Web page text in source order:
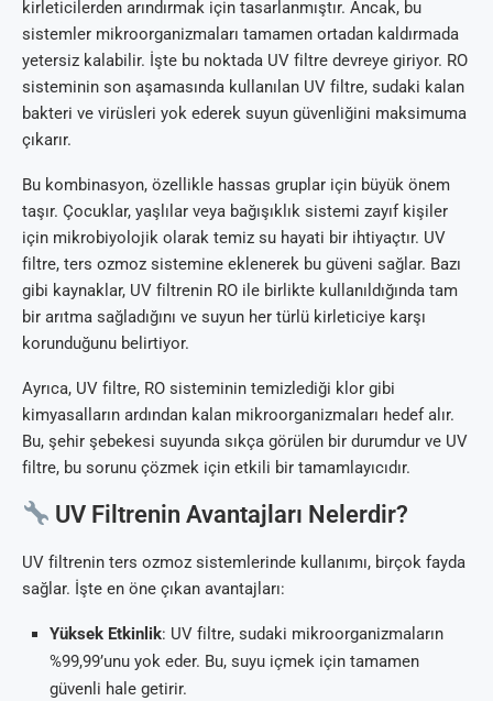
kirleticilerden arındırmak için tasarlanmıştır. Ancak, bu
sistemler mikroorganizmaları tamamen ortadan kaldırmada
yetersiz kalabilir. İşte bu noktada UV filtre devreye giriyor. RO
sisteminin son aşamasında kullanılan UV filtre, sudaki kalan
bakteri ve virüsleri yok ederek suyun güvenliğini maksimuma
çıkarır.
Bu kombinasyon, özellikle hassas gruplar için büyük önem
taşır. Çocuklar, yaşlılar veya bağışıklık sistemi zayıf kişiler
için mikrobiyolojik olarak temiz su hayati bir ihtiyaçtır. UV
filtre, ters ozmoz sistemine eklenerek bu güveni sağlar. Bazı
gibi kaynaklar, UV filtrenin RO ile birlikte kullanıldığında tam
bir arıtma sağladığını ve suyun her türlü kirleticiye karşı
korunduğunu belirtiyor.
Ayrıca, UV filtre, RO sisteminin temizlediği klor gibi
kimyasalların ardından kalan mikroorganizmaları hedef alır.
Bu, şehir şebekesi suyunda sıkça görülen bir durumdur ve UV
filtre, bu sorunu çözmek için etkili bir tamamlayıcıdır.
UV Filtrenin Avantajları Nelerdir?
UV filtrenin ters ozmoz sistemlerinde kullanımı, birçok fayda
sağlar. İşte en öne çıkan avantajları:
Yüksek Etkinlik: UV filtre, sudaki mikroorganizmaların
%99,99’unu yok eder. Bu, suyu içmek için tamamen
güvenli hale getirir.